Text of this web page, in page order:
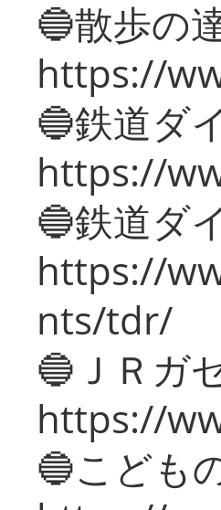
🔵散歩の
https://
🔵鉄道ダ
https://
🔵鉄道ダ
https://
nts/tdr/
🔵ＪＲガ
https://
🔵こども